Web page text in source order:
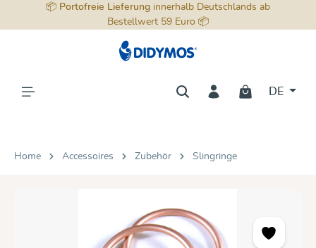
springen
📦 Portofreie Lieferung innerhalb Deutschlands ab
Bestellwert 59 Euro 📦
DE
Home Accessoires Zubehör Slingringe